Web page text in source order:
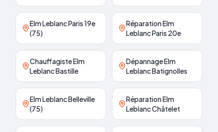
Elm Leblanc Paris 19e
(75)
Réparation Elm
Leblanc Paris 20e
Chauffagiste Elm
Leblanc Bastille
Dépannage Elm
Leblanc Batignolles
Elm Leblanc Belleville
(75)
Réparation Elm
Leblanc Châtelet